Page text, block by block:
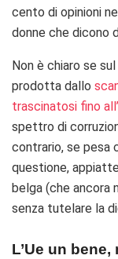
cento di opinioni
donne che dicono
Non è chiaro se
prodotta dallo
trascinatosi fino
spettro di
contrario, se pesa
questione,
belga (che ancora
senza tutelare la
L’Ue un